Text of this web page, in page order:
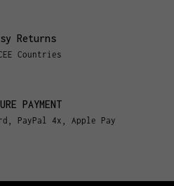
Returns
Countries
PAYMENT
PayPal 4x, Apple Pay